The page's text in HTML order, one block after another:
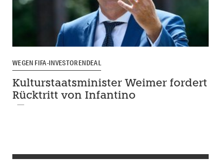
WEGEN FIFA-INVESTORENDEAL
Kulturstaatsminister Weimer fordert
Rücktritt von Infantino